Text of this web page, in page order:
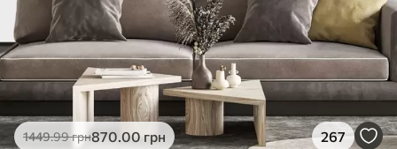
1449.99грн870.00 грн 267